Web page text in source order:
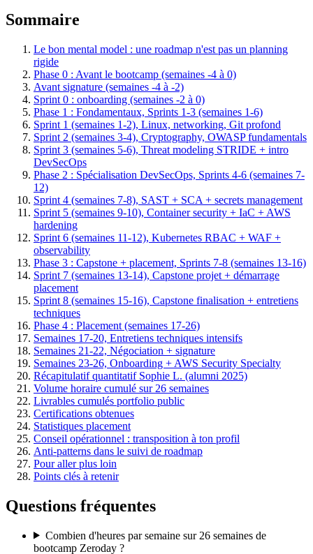
Sommaire
Le bon mental model : une roadmap n'est pas un planning
rigide
Phase 0 : Avant le bootcamp (semaines -4 à 0)
Avant signature (semaines -4 à -2)
Sprint 0 : onboarding (semaines -2 à 0)
Phase 1 : Fondamentaux, Sprints 1-3 (semaines 1-6)
Sprint 1 (semaines 1-2), Linux, networking, Git profond
Sprint 2 (semaines 3-4), Cryptography, OWASP fundamentals
Sprint 3 (semaines 5-6), Threat modeling STRIDE + intro
DevSecOps
Phase 2 : Spécialisation DevSecOps, Sprints 4-6 (semaines 7-
12)
Sprint 4 (semaines 7-8), SAST + SCA + secrets management
Sprint 5 (semaines 9-10), Container security + IaC + AWS
hardening
Sprint 6 (semaines 11-12), Kubernetes RBAC + WAF +
observability
Phase 3 : Capstone + placement, Sprints 7-8 (semaines 13-16)
Sprint 7 (semaines 13-14), Capstone projet + démarrage
placement
Sprint 8 (semaines 15-16), Capstone finalisation + entretiens
techniques
Phase 4 : Placement (semaines 17-26)
Semaines 17-20, Entretiens techniques intensifs
Semaines 21-22, Négociation + signature
Semaines 23-26, Onboarding + AWS Security Specialty
Récapitulatif quantitatif Sophie L. (alumni 2025)
Volume horaire cumulé sur 26 semaines
Livrables cumulés portfolio public
Certifications obtenues
Statistiques placement
Conseil opérationnel : transposition à ton profil
Anti-patterns dans le suivi de roadmap
Pour aller plus loin
Points clés à retenir
Questions fréquentes
Combien d'heures par semaine sur 26 semaines de
bootcamp Zeroday ?